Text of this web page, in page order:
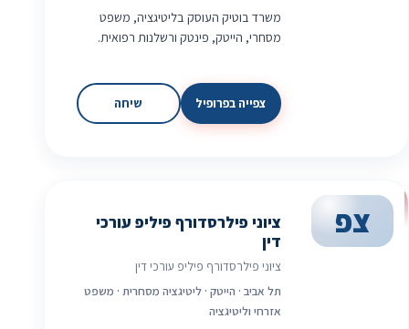
משרד בוטיק העוסק בליטיגציה, משפט
מסחרי, הייטק, פינטק ורשלנות רפואית.
צפייה בפרופיל שיחה
צפ
ציוני פילרסדורף פיליפ עורכי
דין
ציוני פילרסדורף פיליפ עורכי דין
תל אביב · הייטק · ליטיגציה מסחרית · משפט
אזרחי וליטיגציה